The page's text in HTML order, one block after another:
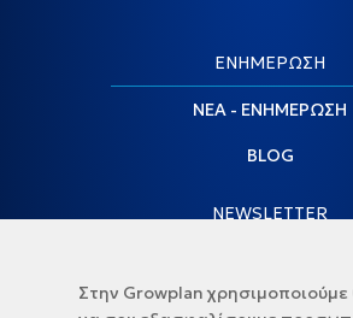
Στην Growplan χρησιμοποιούμε
ΕΝΗΜΕΡΩΣΗ
ΝΕΑ - ΕΝΗΜΕΡΩΣΗ
BLOG
NEWSLETTER